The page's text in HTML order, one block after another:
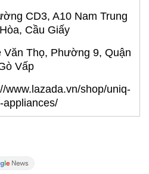
CD3, A10 Nam Trung
Cầu Giấy
Văn Thọ, Phường 9, Quận
Vấp
www.lazada.vn/shop/uniq-
appliances/